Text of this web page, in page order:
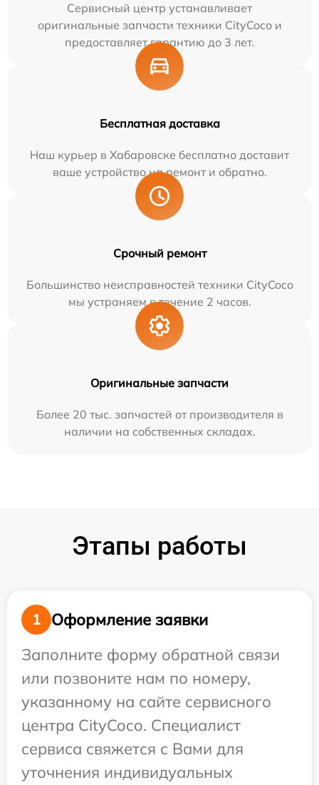
Сервисный центр устанавливает
оригинальные запчасти техники CityCoco и
предоставляет гарантию до 3 лет.
Бесплатная доставка
Наш курьер в Хабаровске бесплатно доставит
ваше устройство на ремонт и обратно.
Срочный ремонт
Большинство неисправностей техники CityCoco
мы устраняем в течение 2 часов.
Оригинальные запчасти
Более 20 тыс. запчастей от производителя в
наличии на собственных складах.
Этапы работы
1
Оформление заявки
Заполните форму обратной связи
или позвоните нам по номеру,
указанному на сайте сервисного
центра CityCoco. Специалист
сервиса свяжется с Вами для
уточнения индивидуальных